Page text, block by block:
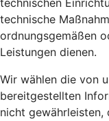
technischen
technische
ordnungsgemäßen
Leistungen dienen.
Wir wählen die von
bereitgestellten
nicht gewährleisten,